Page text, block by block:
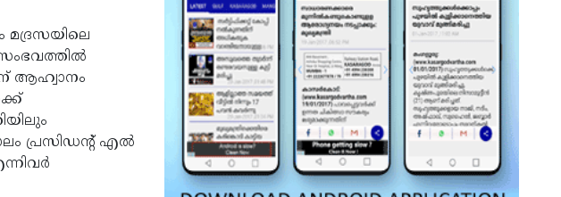
ആഹ്വാനം
പ്രസിഡന്റ് എല്‍